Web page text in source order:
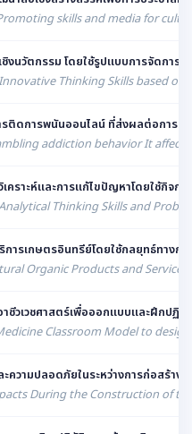
skills and media for
งนวัตกรรม โดยใช้รูปแบบการจัดการเ
Thinking Skills based
ติดการพนันออนไลน์ ที่ส่งผลต่อการ
addiction behavior It
คราะห์และการแก้ไขปัญหาโดยใช้กิจ
Thinking Skills and
ารเกษตรอินทรีย์โดยใช้กลยุทธ์ทางก
Organic Products and
าชีวเวชศาสตร์เพื่อออกแบบและฝึกป
Classroom Model to
วามปลอดภัยในระหว่างการก่อสร้าง
During the Construction of